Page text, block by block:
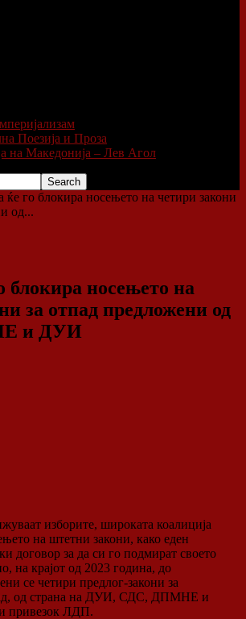
Поезија и Проза
на Македонија – Лев Агол
ќе го блокира носењето на четири закони
од...
блокира носењето на
за отпад предложени од
и ДУИ
изборите, широката коалиција
на штетни закони, како еден
договор за да си го подмират своето
на крајот од 2023 година, до
се четири предлог-закони за
од страна на ДУИ, СДС, ДПМНЕ и
привезок ЛДП.